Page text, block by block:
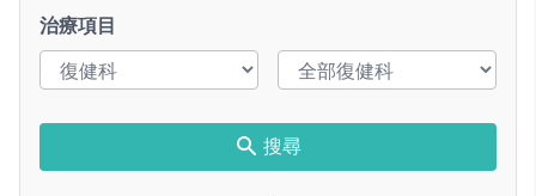
治療項目
搜尋